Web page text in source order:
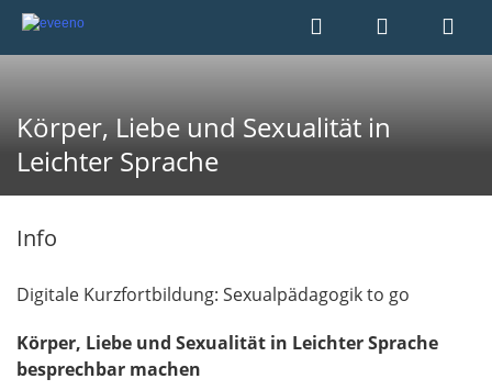
Körper, Liebe und Sexualität in
Leichter Sprache
Info
Digitale Kurzfortbildung: Sexualpädagogik to go
Körper, Liebe und Sexualität in Leichter Sprache
besprechbar machen